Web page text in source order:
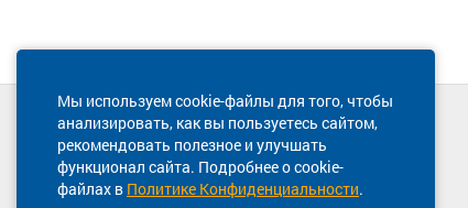
Мы используем cookie-файлы для того, чтобы
анализировать, как вы пользуетесь сайтом,
рекомендовать полезное и улучшать
функционал сайта. Подробнее о cookie-
файлах в Политике Конфиденциальности.
Техническая поддержка сайта
8 800 600-03-38